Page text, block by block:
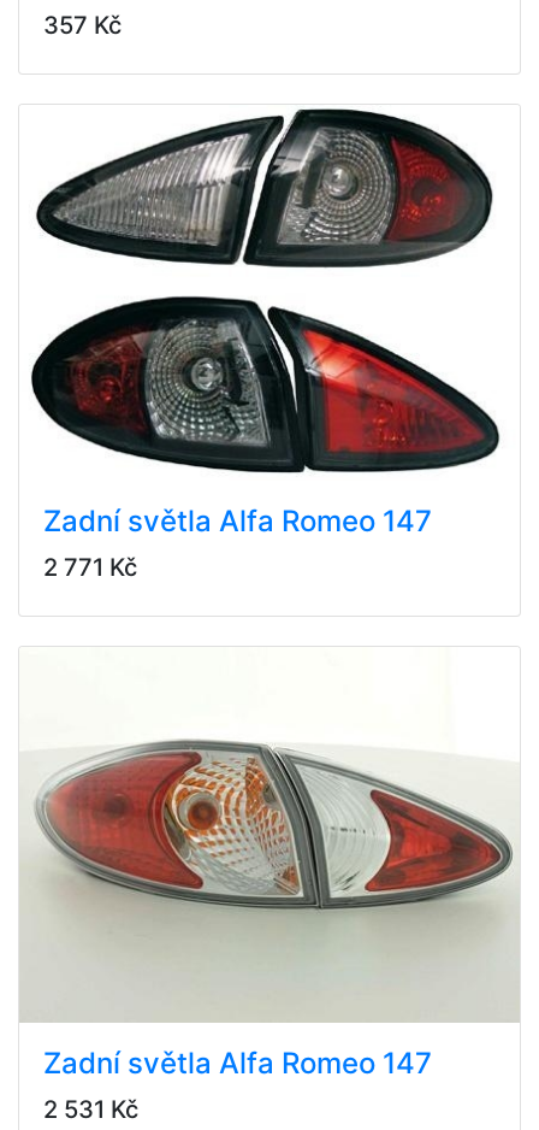
357 Kč
Zadní světla Alfa Romeo 147
2 771 Kč
Zadní světla Alfa Romeo 147
2 531 Kč